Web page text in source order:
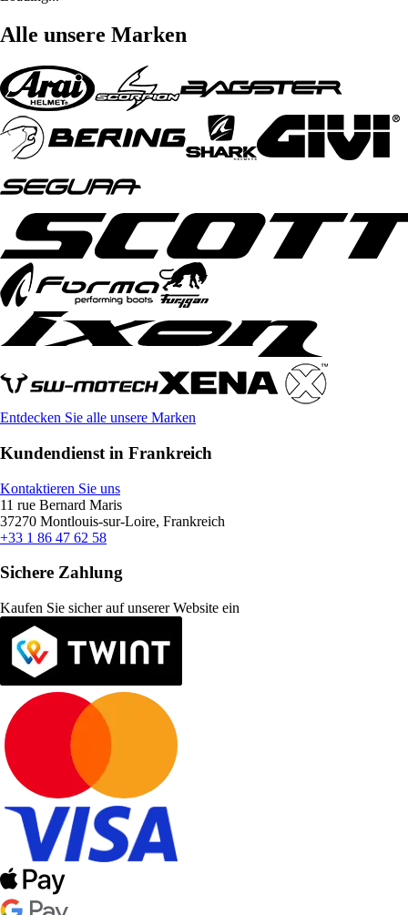
Alle unsere Marken
Entdecken Sie alle unsere Marken
Kundendienst in Frankreich
Kontaktieren Sie uns
11 rue Bernard Maris
37270 Montlouis-sur-Loire, Frankreich
+33 1 86 47 62 58
Sichere Zahlung
Kaufen Sie sicher auf unserer Website ein